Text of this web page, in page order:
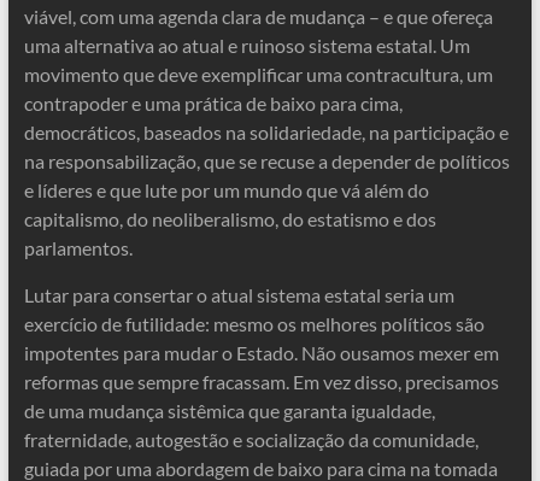
viável, com uma agenda clara de mudança – e que ofereça
uma alternativa ao atual e ruinoso sistema estatal. Um
movimento que deve exemplificar uma contracultura, um
contrapoder e uma prática de baixo para cima,
democráticos, baseados na solidariedade, na participação e
na responsabilização, que se recuse a depender de políticos
e líderes e que lute por um mundo que vá além do
capitalismo, do neoliberalismo, do estatismo e dos
parlamentos.
Lutar para consertar o atual sistema estatal seria um
exercício de futilidade: mesmo os melhores políticos são
impotentes para mudar o Estado. Não ousamos mexer em
reformas que sempre fracassam. Em vez disso, precisamos
de uma mudança sistêmica que garanta igualdade,
fraternidade, autogestão e socialização da comunidade,
guiada por uma abordagem de baixo para cima na tomada